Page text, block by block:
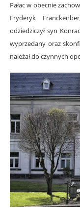
Pałac w obecnie
Fryderyk
odziedziczył syn
wyprzedany oraz
należał do czynnych